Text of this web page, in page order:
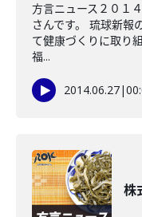
方言ニュース２０１
さんです。 琉球新報
て健康づくりに取り
福...
2014.06.27|
株